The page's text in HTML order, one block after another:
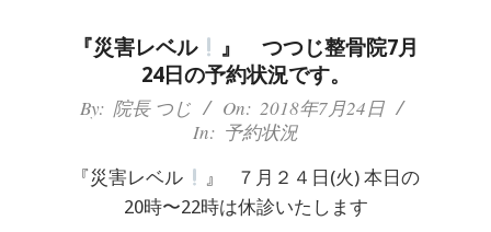
『災害レベル
』 つつじ整骨院7月
24日の予約状況です。
2018-
By: 院長 つじ On: 2018年7月24日
In: 予約状況
『災害レベル
』 ７月２４日(火) 本日の
20時〜22時は休診いたします